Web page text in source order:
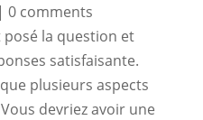
| 0 comments
la question et
satisfaisante.
plusieurs aspects
devriez avoir une